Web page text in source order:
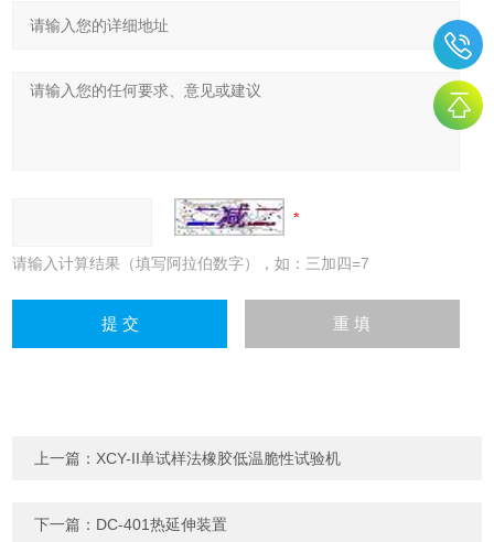
请输入计算结果（填写阿拉伯数字），如：三加四=7
上一篇： XCY-II单试样法橡胶低温脆性试验机
下一篇： DC-401热延伸装置